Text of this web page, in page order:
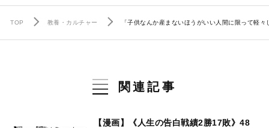
TOP 教養・カルチャー 「子供なんか産まないほうがいい人間に限って軽
関連記事
【漫画】《人生の告白戦績2勝17敗》48